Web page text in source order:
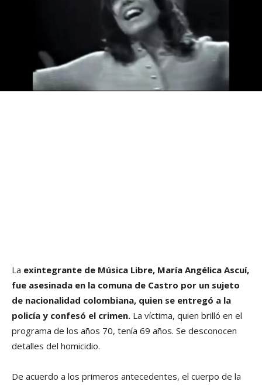
La exintegrante de Música Libre, María Angélica Ascuí,
fue asesinada en la comuna de Castro por un sujeto
de nacionalidad colombiana, quien se entregó a la
policía y confesó el crimen. La víctima, quien brilló en el
programa de los años 70, tenía 69 años. Se desconocen
detalles del homicidio.
De acuerdo a los primeros antecedentes, el cuerpo de la